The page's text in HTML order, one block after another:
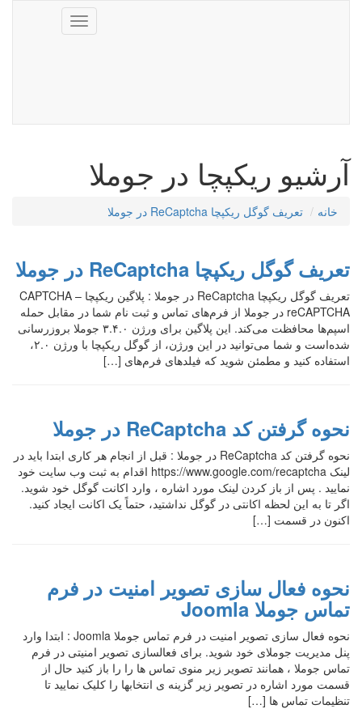
Toggle
navigation
آرشیو ریکپچا در جوملا
خانه تعریف گوگل ریکپچا ReCaptcha در جوملا
تعریف گوگل ریکپچا ReCaptcha در جوملا
تعریف گوگل ریکپچا ReCaptcha در جوملا : پلاگین ریکپچا CAPTCHA –
reCAPTCHA در جوملا از فرم‌های تماس و ثبت نام شما در مقابل حمله
اسپم‌ها محافظت می‌کند. این پلاگین برای ورژن ۳.۴.۰ جوملا بروزرسانی
شده‌است و شما می‌توانید در این ورژن، از گوگل ریکپچا با ورژن ۲.۰،
استفاده کنید و مطمئن شوید که فیلدهای فرم‌های […]
نحوه گرفتن کد ReCaptcha در جوملا
نحوه گرفتن کد ReCaptcha در جوملا : قبل از انجام هر کاری ابتدا باید در
لینک https://www.google.com/recaptcha اقدام به ثبت وب سایت خود
نمایید . پس از باز کردن لینک مورد اشاره ، وارد اکانت گوگل خود شوید.
اگر تا به این لحظه اکانتی در گوگل نداشتید، حتماً یک اکانت ایجاد کنید.
اکنون در قسمت […]
نحوه فعال سازی تصویر امنیت در فرم
تماس جوملا Joomla
نحوه فعال سازی تصویر امنیت در فرم تماس جوملا Joomla : ابتدا وارد
پنل مدیریت جوملای خود شوید. برای فعالسازی تصویر امنیتی در فرم
تماس جوملا ، همانند تصویر زیر منوی تماس ها را را باز کنید حال از
قسمت مورد اشاره در تصویر زیر گزینه ی انتخابها را کلیک نمایید تا
تنظیمات تماس ها […]